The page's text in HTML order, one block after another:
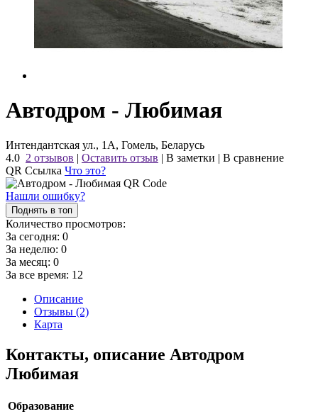
Автодром - Любимая
Интендантская ул., 1А, Гомель, Беларусь
4.0 2 отзывов | Оставить отзыв | В заметки | В сравнение
QR Ссылка Что это?
Нашли ошибку?
Поднять в топ
Количество просмотров:
За сегодня: 0
За неделю: 0
За месяц: 0
За все время: 12
Описание
Отзывы (2)
Карта
Контакты, описание Автодром
Любимая
Образование